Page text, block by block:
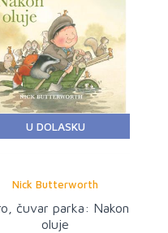
U DOLASKU
Nick Butterworth
čuvar parka: Nakon
oluje